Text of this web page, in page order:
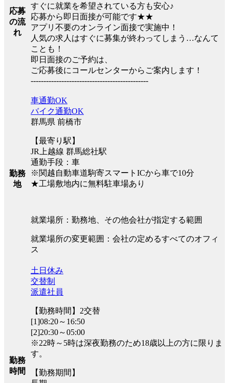
応募
の流
れ
すぐに就業を希望されている方も安心♪
応募から即日面接が可能です★★
アプリ不要のオンライン面接で実施中！
人気の求人はすぐに募集が終わってしまう…なんて
ことも！
即日面接のご予約は、
ご応募後にコールセンターからご案内します！
----------------------------------------------
勤務
地
車通勤OK
バイク通勤OK
群馬県 前橋市
【最寄り駅】
JR上越線 群馬総社駅
通勤手段：車
※関越自動車道駒寄スマートICから車で10分
★工場敷地内に無料駐車場あり
就業場所：勤務地、その他会社が指定する範囲
就業場所の変更範囲：会社の定めるすべてのオフィ
ス
勤務
時間
土日休み
交替制
派遣社員
【勤務時間】2交替
[1]08:20～16:50
[2]20:30～05:00
※22時～5時は深夜勤務のため18歳以上の方に限りま
す。
【勤務期間】